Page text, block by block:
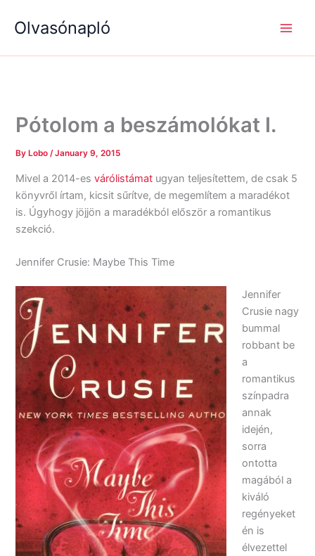
Olvasónapló
Pótolom a beszámolókat I.
By Lobo/January 9, 2015
Mivel a 2014-esvárólistámat ugyan teljesítettem, de csak 5
könyvről írtam, kicsit sűrítve, de megemlítem a maradékot
is. Úgyhogy jöjjön a maradékból először a romantikus
szekció.
Jennifer Crusie: Maybe This Time
Jennifer
Crusie nagy
bummal
robbant be
a
romantikus
színpadra
annak
idején,
sorra
ontotta
magából a
kiváló
regényeket
én is
élvezettel
e
a
é
g
k
é
g
k